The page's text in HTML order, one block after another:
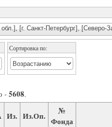
обл.], [г. Санкт-Петербург],
Сортировка по:
- 5608.
Из. Из.Оп.
№
Фонда